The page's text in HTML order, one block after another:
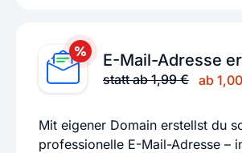
E-Mail-Adresse
statt ab 1,99 € ab
Mit eigener Domain erstellst du
professionelle E-Mail-Adresse –